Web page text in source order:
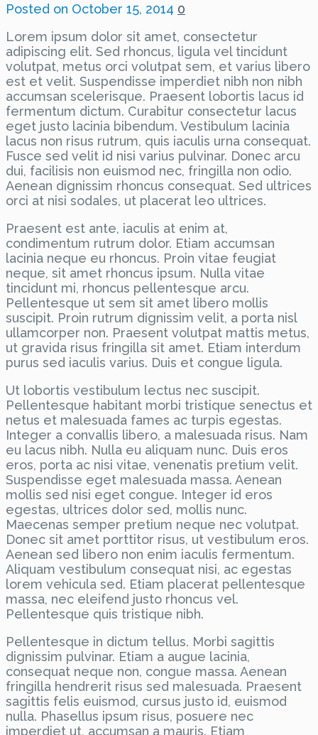
Posted on October 15, 2014 0
Lorem ipsum dolor sit amet, consectetur
adipiscing elit. Sed rhoncus, ligula vel tincidunt
volutpat, metus orci volutpat sem, et varius libero
est et velit. Suspendisse imperdiet nibh non nibh
accumsan scelerisque. Praesent lobortis lacus id
fermentum dictum. Curabitur consectetur lacus
eget justo lacinia bibendum. Vestibulum lacinia
lacus non risus rutrum, quis iaculis urna consequat.
Fusce sed velit id nisi varius pulvinar. Donec arcu
dui, facilisis non euismod nec, fringilla non odio.
Aenean dignissim rhoncus consequat. Sed ultrices
orci at nisi sodales, ut placerat leo ultrices.
Praesent est ante, iaculis at enim at,
condimentum rutrum dolor. Etiam accumsan
lacinia neque eu rhoncus. Proin vitae feugiat
neque, sit amet rhoncus ipsum. Nulla vitae
tincidunt mi, rhoncus pellentesque arcu.
Pellentesque ut sem sit amet libero mollis
suscipit. Proin rutrum dignissim velit, a porta nisl
ullamcorper non. Praesent volutpat mattis metus,
ut gravida risus fringilla sit amet. Etiam interdum
purus sed iaculis varius. Duis et congue ligula.
Ut lobortis vestibulum lectus nec suscipit.
Pellentesque habitant morbi tristique senectus et
netus et malesuada fames ac turpis egestas.
Integer a convallis libero, a malesuada risus. Nam
eu lacus nibh. Nulla eu aliquam nunc. Duis eros
eros, porta ac nisi vitae, venenatis pretium velit.
Suspendisse eget malesuada massa. Aenean
mollis sed nisi eget congue. Integer id eros
egestas, ultrices dolor sed, mollis nunc.
Maecenas semper pretium neque nec volutpat.
Donec sit amet porttitor risus, ut vestibulum eros.
Aenean sed libero non enim iaculis fermentum.
Aliquam vestibulum consequat nisi, ac egestas
lorem vehicula sed. Etiam placerat pellentesque
massa, nec eleifend justo rhoncus vel.
Pellentesque quis tristique nibh.
Pellentesque in dictum tellus. Morbi sagittis
dignissim pulvinar. Etiam a augue lacinia,
consequat neque non, congue massa. Aenean
fringilla hendrerit risus sed malesuada. Praesent
sagittis felis euismod, cursus justo id, euismod
nulla. Phasellus ipsum risus, posuere nec
imperdiet ut, accumsan a mauris. Etiam